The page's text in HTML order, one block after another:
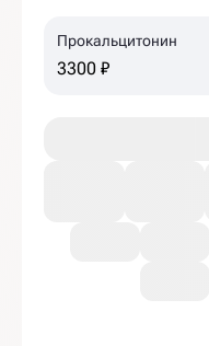
Прокальцитонин
3300 ₽